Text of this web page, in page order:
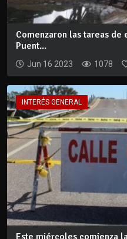
Comenzaron las tareas
Puent...
Jun 16 2023 1078
INTERÉS GENERAL
Este miércoles comienza